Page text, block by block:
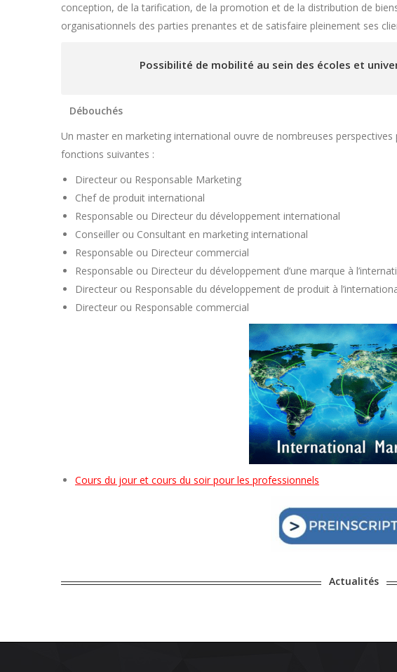
conception, de la tarification, de la promotion et de la distribution de
organisationnels des parties prenantes et de satisfaire pleinement ses
Possibilité de mobilité au sein des écoles et
Débouchés
Un master en marketing international ouvre de nombreuses
fonctions suivantes :
Directeur ou Responsable Marketing
Chef de produit international
Responsable ou Directeur du développement international
Conseiller ou Consultant en marketing international
Responsable ou Directeur commercial
Responsable ou Directeur du développement d’une marque à
Directeur ou Responsable du développement de produit à
Directeur ou Responsable commercial
Cours du jour et cours du soir pour les professionnels
Actualités